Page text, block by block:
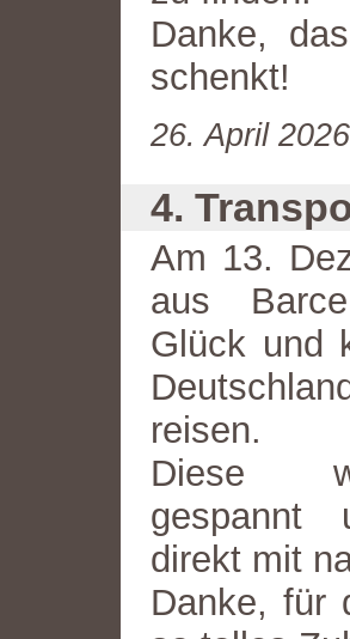
Danke,
schenkt!
26. April
4.
Am 13.
aus
Glück und
reisen.
Diese
gespannt
direkt mit
Danke, für